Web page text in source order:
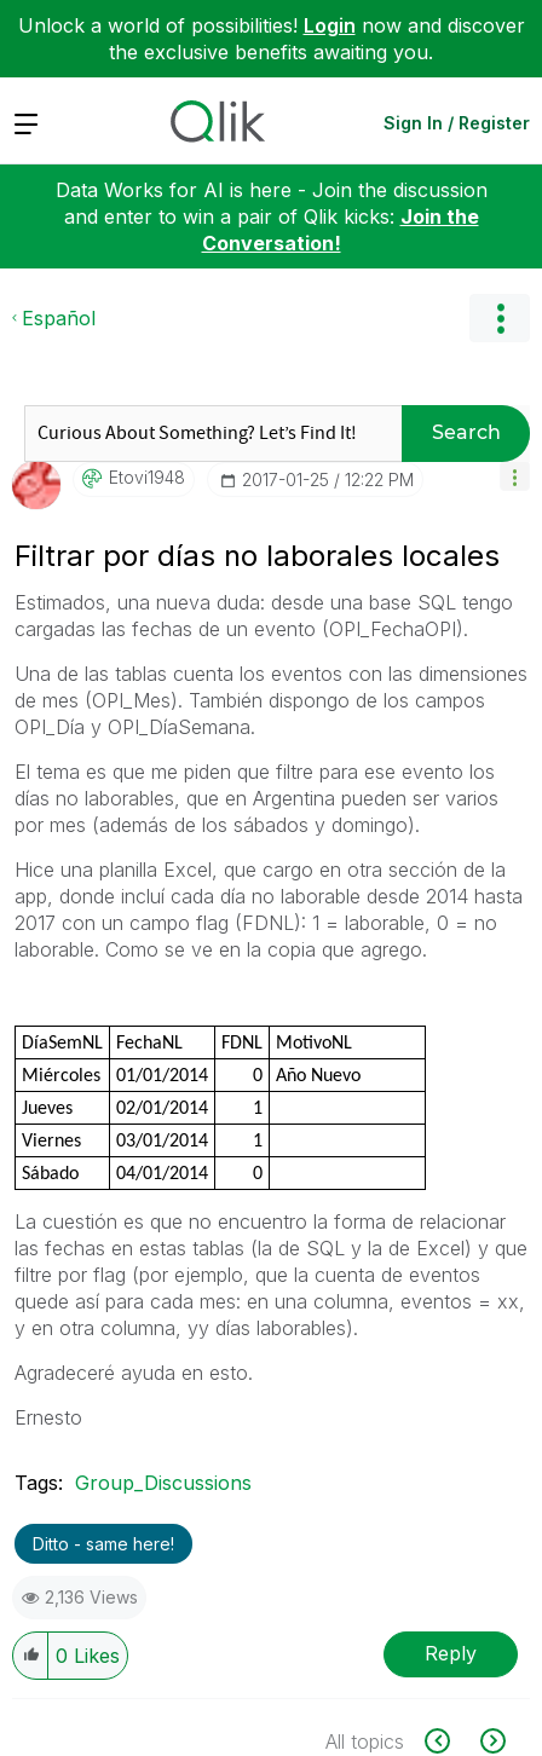
Unlock a world of possibilities! Login now and discover
the exclusive benefits awaiting you.
Expand Sign In / Register
Data Works for AI is here - Join the discussion
and enter to win a pair of Qlik kicks: Join the
Conversation!
Español
Search
Etovi1948 ‎2017-01-25 12:22 PM
Filtrar por días no laborales locales
Estimados, una nueva duda: desde una base SQL tengo
cargadas las fechas de un evento (OPI_FechaOPI).
Una de las tablas cuenta los eventos con las dimensiones
de mes (OPI_Mes). También dispongo de los campos
OPI_Día y OPI_DíaSemana.
El tema es que me piden que filtre para ese evento los
días no laborables, que en Argentina pueden ser varios
por mes (además de los sábados y domingo).
Hice una planilla Excel, que cargo en otra sección de la
app, donde incluí cada día no laborable desde 2014 hasta
2017 con un campo flag (FDNL): 1 = laborable, 0 = no
laborable. Como se ve en la copia que agrego.
DíaSemNL FechaNL FDNL
MotivoNL
Miércoles
01/01/2014 0
Año Nuevo
Jueves
02/01/2014
1
Viernes
03/01/2014
1
Sábado
04/01/2014 0
La cuestión es que no encuentro la forma de relacionar
las fechas en estas tablas (la de SQL y la de Excel) y que
filtre por flag (por ejemplo, que la cuenta de eventos
quede así para cada mes: en una columna, eventos = xx,
y en otra columna, yy días laborables).
Agradeceré ayuda en esto.
Ernesto
Tags: Group_Discussions
Ditto - same here!
2,136 Views
0 Likes Reply
All topics